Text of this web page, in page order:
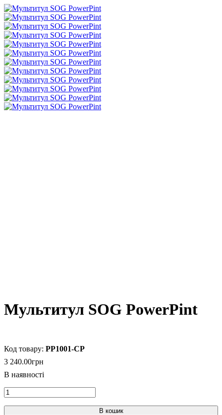
Мультитул SOG PowerPint
PP1001-CP
3 240.00грн
В кошик